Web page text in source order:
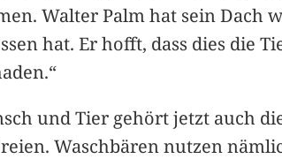
Walter Palm hat sein Dach
hat. Er hofft, dass dies die
und Tier gehört jetzt auch
Waschbären nutzen